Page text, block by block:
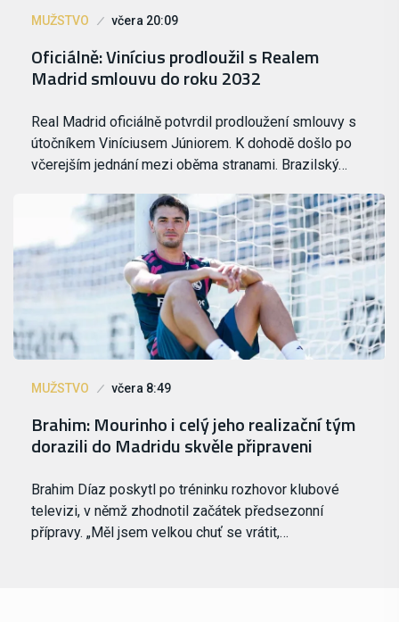
MUŽSTVO včera 20:09
Oficiálně: Vinícius prodloužil s Realem
Madrid smlouvu do roku 2032
Real Madrid oficiálně potvrdil prodloužení smlouvy s
útočníkem Viníciusem Júniorem. K dohodě došlo po
včerejším jednání mezi oběma stranami. Brazilský…
MUŽSTVO včera 8:49
Brahim: Mourinho i celý jeho realizační tým
dorazili do Madridu skvěle připraveni
Brahim Díaz poskytl po tréninku rozhovor klubové
televizi, v němž zhodnotil začátek předsezonní
přípravy. „Měl jsem velkou chuť se vrátit,…